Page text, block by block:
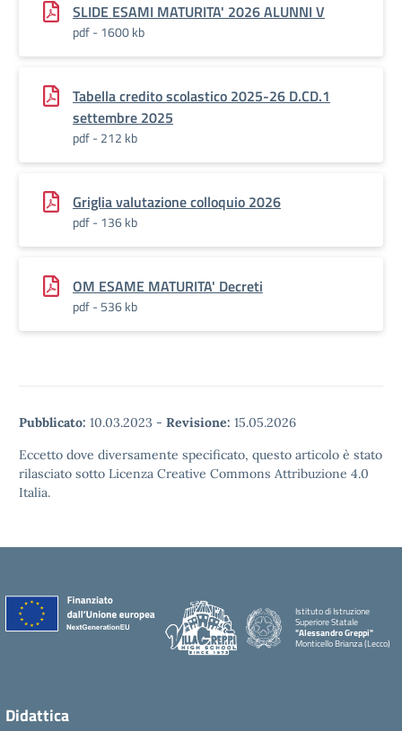
SLIDE ESAMI MATURITA' 2026 ALUNNI V
pdf - 1600 kb
Tabella credito scolastico 2025-26 D.CD.1
settembre 2025
pdf - 212 kb
Griglia valutazione colloquio 2026
pdf - 136 kb
OM ESAME MATURITA' Decreti
pdf - 536 kb
Pubblicato: 10.03.2023 - Revisione: 15.05.2026
Eccetto dove diversamente specificato, questo articolo è stato
rilasciato sotto Licenza Creative Commons Attribuzione 4.0
Italia.
Istituto di Istruzione
Superiore Statale
"Alessandro Greppi"
Monticello Brianza (Lecco)
Didattica